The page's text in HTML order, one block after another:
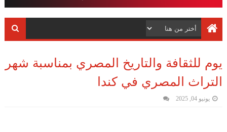
يوم للثقافة والتاريخ المصري بمناسبة شهر
التراث المصري في كندا
يونيو 04, 2025